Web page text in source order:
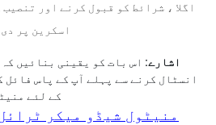
اگلا ، شرائط کو قبول کرنے اور
اسکرین پر
اشارے: اس بات کو یقینی بنائیں
انسٹال کرنے سے پہلے آپ کے پاس فائل
کے لئے
منیٹول شیڈو میکر